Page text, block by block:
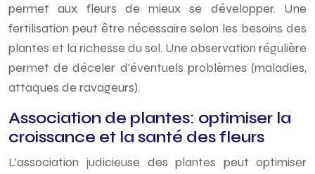
permet aux fleurs de mieux se développer. Une
fertilisation peut être nécessaire selon les besoins des
plantes et la richesse du sol. Une observation régulière
permet de déceler d’éventuels problèmes (maladies,
attaques de ravageurs).
Association de plantes: optimiser la
croissance et la santé des fleurs
L’association judicieuse des plantes peut optimiser